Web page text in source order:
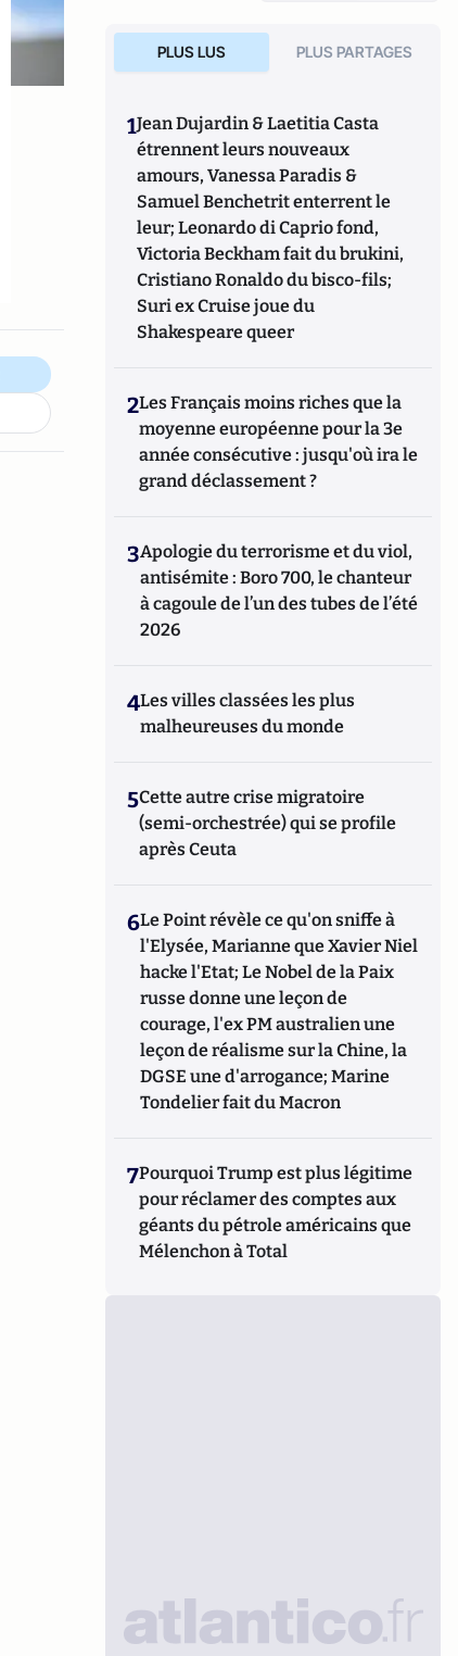
PLUS LUS PLUS PARTAGES
1Jean Dujardin & Laetitia Casta
étrennent leurs nouveaux
amours, Vanessa Paradis &
Samuel Benchetrit enterrent le
leur; Leonardo di Caprio fond,
Victoria Beckham fait du brukini,
Cristiano Ronaldo du bisco-fils;
Suri ex Cruise joue du
Shakespeare queer
2Les Français moins riches que la
moyenne européenne pour la 3e
année consécutive : jusqu'où ira le
grand déclassement ?
3Apologie du terrorisme et du viol,
antisémite : Boro 700, le chanteur
à cagoule de l’un des tubes de l’été
2026
4Les villes classées les plus
malheureuses du monde
5Cette autre crise migratoire
(semi-orchestrée) qui se profile
après Ceuta
6Le Point révèle ce qu'on sniffe à
l'Elysée, Marianne que Xavier Niel
hacke l'Etat; Le Nobel de la Paix
russe donne une leçon de
courage, l'ex PM australien une
leçon de réalisme sur la Chine, la
DGSE une d'arrogance; Marine
Tondelier fait du Macron
7Pourquoi Trump est plus légitime
pour réclamer des comptes aux
géants du pétrole américains que
Mélenchon à Total